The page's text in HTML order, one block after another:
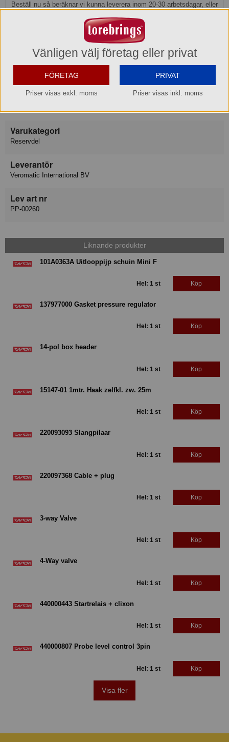
Beställ nu så beräknar vi kunna leverera inom 20-30 arbetsdagar, eller
senare om du önskar.
Köp »
Produktinformation
Varumärke
Varukategori
Reservdel
Leverantör
Veromatic International BV
Lev art nr
PP-00260
Liknande produkter
101A0363A Uitlooppijp schuin Mini F
Hel: 1 st Köp
137977000 Gasket pressure regulator
Hel: 1 st Köp
14-pol box header
Hel: 1 st Köp
15147-01 1mtr. Haak zelfkl. zw. 25m
Hel: 1 st Köp
220093093 Slangpilaar
Hel: 1 st Köp
220097368 Cable + plug
Hel: 1 st Köp
3-way Valve
Hel: 1 st Köp
4-Way valve
Hel: 1 st Köp
440000443 Startrelais + clixon
Hel: 1 st Köp
440000807 Probe level control 3pin
Hel: 1 st Köp
Visa fler
Vänligen välj företag eller privat
FÖRETAG
Priser visas exkl. moms
PRIVAT
Priser visas inkl. moms